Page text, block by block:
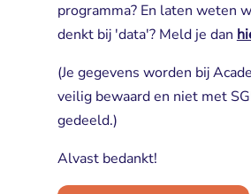
programma? En laten weten
denkt bij 'data'? Meld je dan
(Je gegevens worden bij
veilig bewaard en niet met
gedeeld.)
Alvast bedankt!